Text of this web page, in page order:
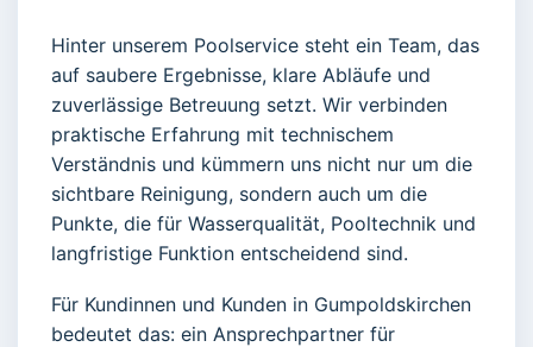
Hinter unserem Poolservice steht ein Team, das
auf saubere Ergebnisse, klare Abläufe und
zuverlässige Betreuung setzt. Wir verbinden
praktische Erfahrung mit technischem
Verständnis und kümmern uns nicht nur um die
sichtbare Reinigung, sondern auch um die
Punkte, die für Wasserqualität, Pooltechnik und
langfristige Funktion entscheidend sind.
Für Kundinnen und Kunden in Gumpoldskirchen
bedeutet das: ein Ansprechpartner für